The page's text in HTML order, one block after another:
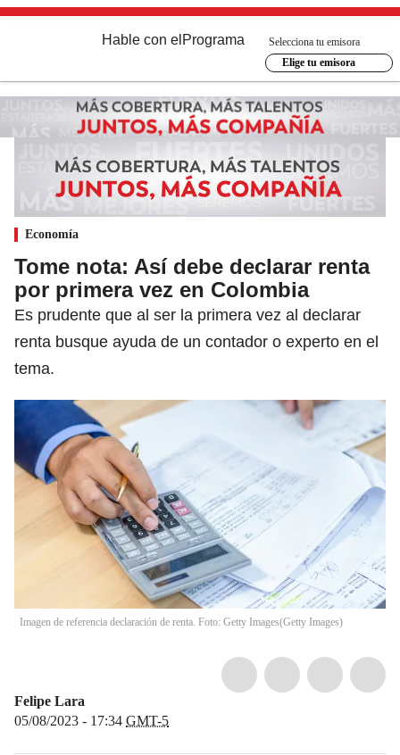
Hable con el Programa
Selecciona tu emisora
Elige tu emisora
Economía
Tome nota: Así debe declarar renta
por primera vez en Colombia
Es prudente que al ser la primera vez al declarar
renta busque ayuda de un contador o experto en el
tema.
Imagen de referencia declaración de renta. Foto: Getty Images(Getty Images)
Felipe Lara
05/08/2023 - 17:34 GMT-5